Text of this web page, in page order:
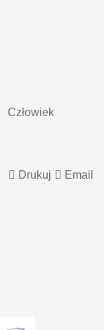
Człowiek
Email
Drukuj